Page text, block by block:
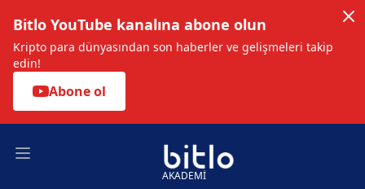
Bitlo YouTube kanalına abone olun
Kripto para dünyasından son haberler ve gelişmeleri takip
edin!
Abone ol
Open main menu
AKADEMİ